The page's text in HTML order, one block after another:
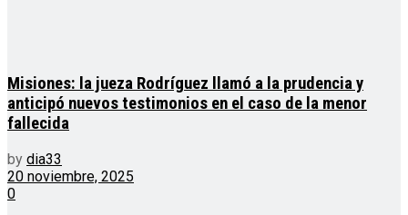
Misiones: la jueza Rodríguez llamó a la prudencia y
anticipó nuevos testimonios en el caso de la menor
fallecida
by dia33
20 noviembre, 2025
0